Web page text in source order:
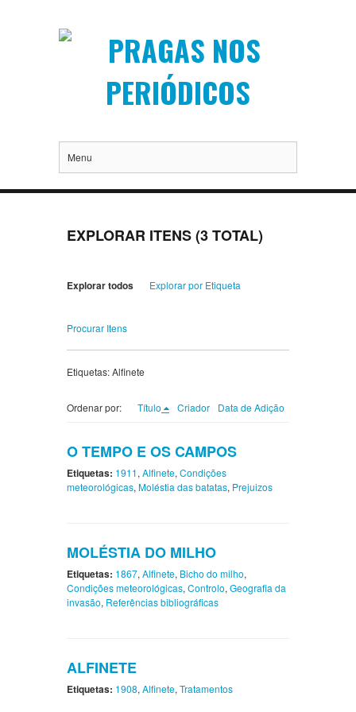
Menu
EXPLORAR ITENS (3 TOTAL)
Explorar todos Explorar por Etiqueta
Procurar Itens
Etiquetas: Alfinete
Ordenar por: Título Criador Data de Adição
O TEMPO E OS CAMPOS
Etiquetas: 1911, Alfinete, Condições
meteorológicas, Moléstia das batatas, Prejuizos
MOLÉSTIA DO MILHO
Etiquetas: 1867, Alfinete, Bicho do milho,
Condições meteorológicas, Controlo, Geografia da
invasão, Referências bibliográficas
ALFINETE
Etiquetas: 1908, Alfinete, Tratamentos